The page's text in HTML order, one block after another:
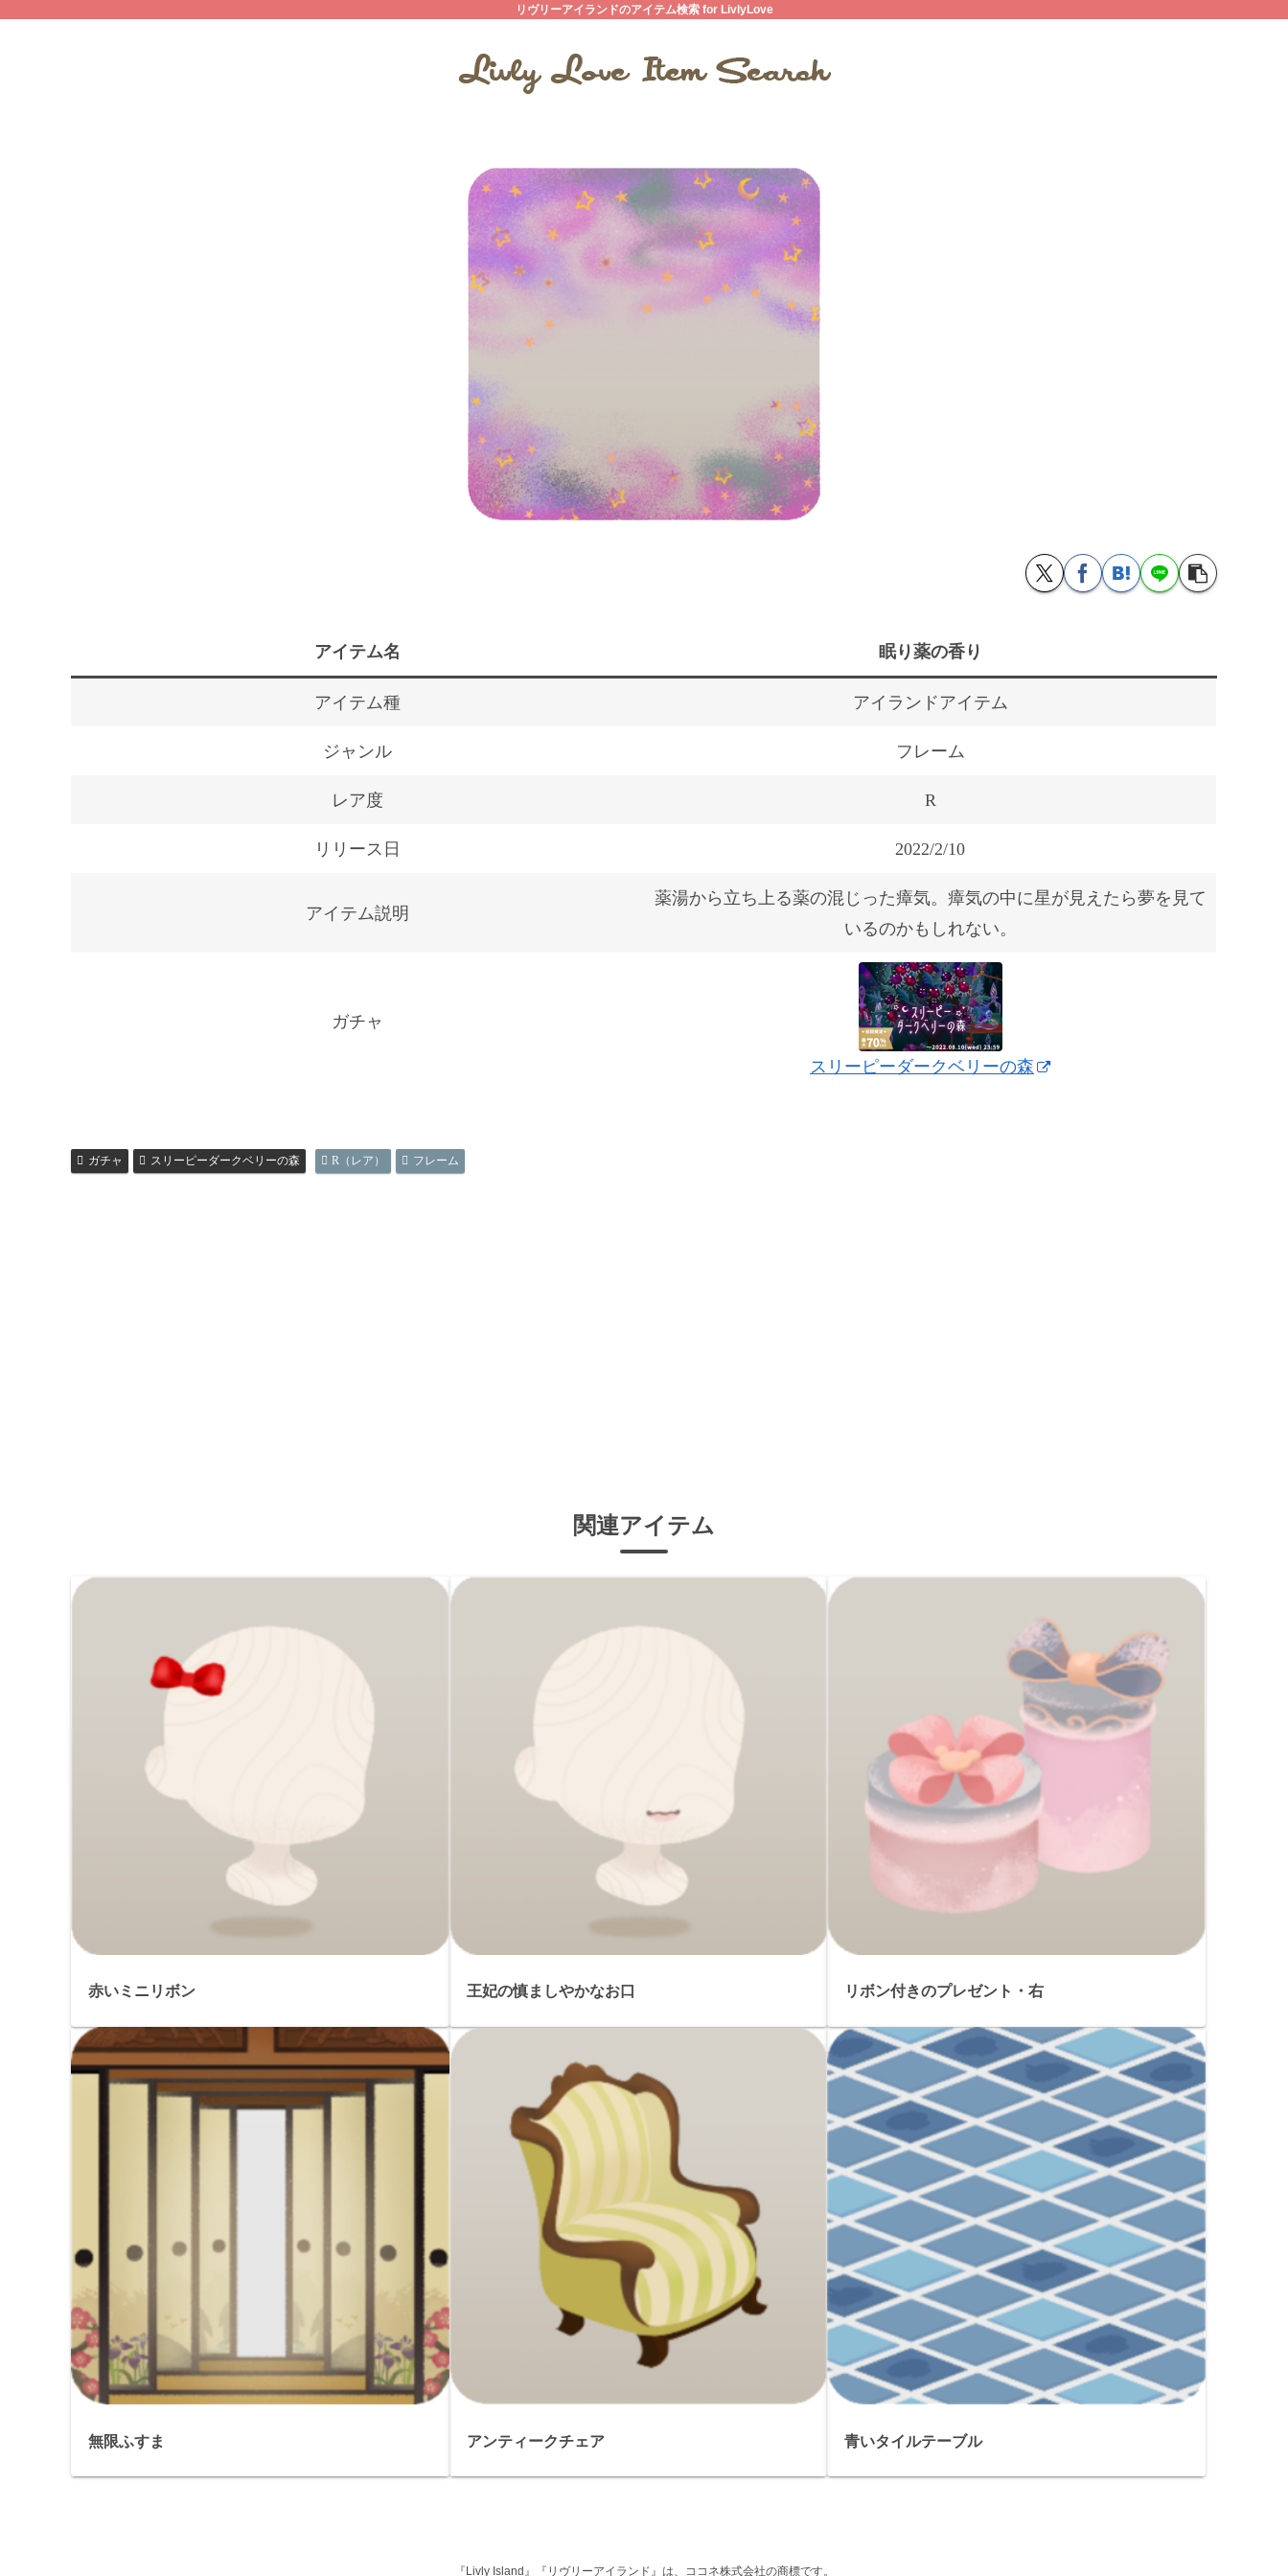
リヴリーアイランドのアイテム検索 for LivlyLove
アイテム名 眠り薬の香り
アイテム種 アイランドアイテム
ジャンル フレーム
レア度 R
リリース日 2022/2/10
アイテム説明
薬湯から立ち上る薬の混じった瘴気。瘴気の中に星が見えたら夢を見て
いるのかもしれない。
ガチャ
スリーピーダークベリーの森
ガチャ スリーピーダークベリーの森 R（レア） フレーム
関連アイテム
赤いミニリボン 王妃の慎ましやかなお口 リボン付きのプレゼント・右
無限ふすま アンティークチェア 青いタイルテーブル
『Livly Island』『リヴリーアイランド』は、ココネ株式会社の商標です。